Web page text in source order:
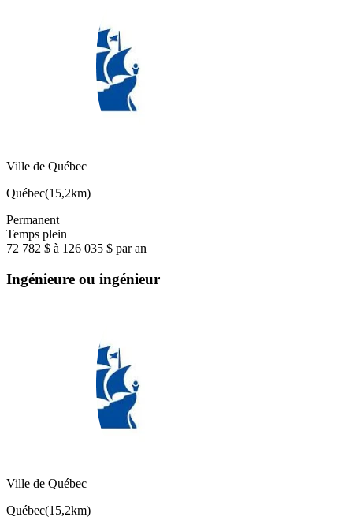
Ville de Québec
Québec(15,2km)
Permanent
Temps plein
72 782 $ à 126 035 $ par an
Ingénieure ou ingénieur
Ville de Québec
Québec(15,2km)